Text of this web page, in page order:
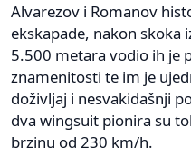
Alvarezov i Romanov
ekskapade, nakon skoka
5.500 metara vodio ih je
znamenitosti te im je
doživljaj i nesvakidašnji
dva wingsuit pionira su
brzinu od 230 km/h.